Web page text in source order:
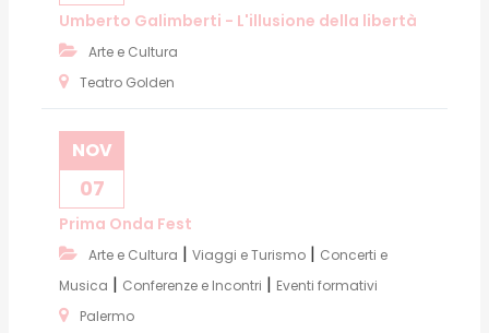
Umberto Galimberti - L'illusione della libertà
Arte e Cultura
Teatro Golden
NOV
07
Prima Onda Fest
Arte e Cultura | Viaggi e Turismo | Concerti e
Musica | Conferenze e Incontri | Eventi formativi
Palermo